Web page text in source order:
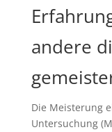
andere
Die Meisterung
Untersuchung